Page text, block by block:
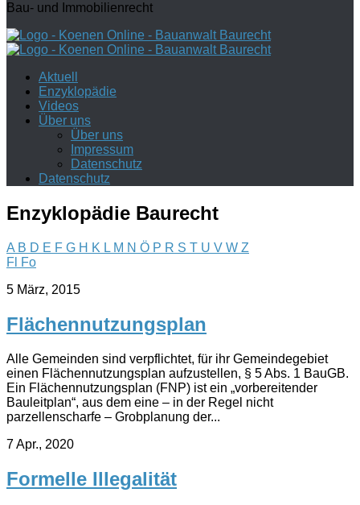
Bau- und Immobilienrecht
Aktuell
Enzyklopädie
Videos
Über uns
Über uns
Impressum
Datenschutz
Datenschutz
Enzyklopädie Baurecht
A B D E F G H K L M N Ö P R S T U V W Z
Fl Fo
5 März, 2015
Flächennutzungsplan
Alle Gemeinden sind verpflichtet, für ihr Gemeindegebiet
einen Flächennutzungsplan aufzustellen, § 5 Abs. 1 BauGB.
Ein Flächennutzungsplan (FNP) ist ein „vorbereitender
Bauleitplan“, aus dem eine – in der Regel nicht
parzellenscharfe – Grobplanung der...
7 Apr., 2020
Formelle Illegalität